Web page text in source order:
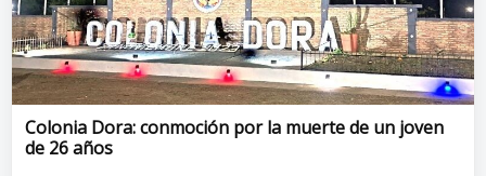
Colonia Dora: conmoción por la muerte de un joven
de 26 años